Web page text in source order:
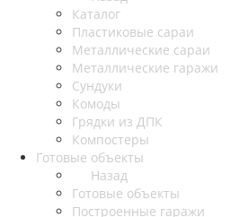
Каталог
Пластиковые сараи
Металлические сараи
Металлические гаражи
Сундуки
Комоды
Грядки из ДПК
Компостеры
Готовые объекты
Назад
Готовые объекты
Построенные гаражи